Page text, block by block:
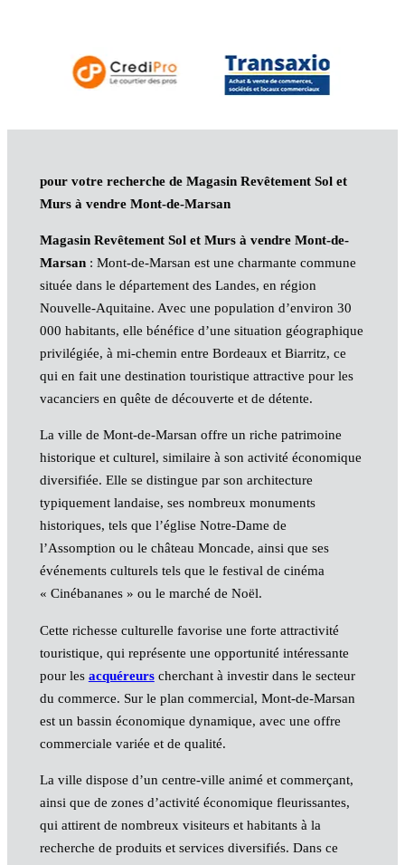
pour votre recherche de Magasin Revêtement Sol et
Murs à vendre Mont-de-Marsan
Magasin Revêtement Sol et Murs à vendre Mont-de-
Marsan: Mont-de-Marsan est une charmante commune
située dans le département des Landes, en région
Nouvelle-Aquitaine. Avec une population d’environ 30
000 habitants, elle bénéfice d’une situation géographique
privilégiée, à mi-chemin entre Bordeaux et Biarritz, ce
qui en fait une destination touristique attractive pour les
vacanciers en quête de découverte et de détente.
La ville de Mont-de-Marsan offre un riche patrimoine
historique et culturel, similaire à son activité économique
diversifiée. Elle se distingue par son architecture
typiquement landaise, ses nombreux monuments
historiques, tels que l’église Notre-Dame de
l’Assomption ou le château Moncade, ainsi que ses
événements culturels tels que le festival de cinéma
« Cinébananes » ou le marché de Noël.
Cette richesse culturelle favorise une forte attractivité
touristique, qui représente une opportunité intéressante
pour les acquéreurscherchant à investir dans le secteur
du commerce. Sur le plan commercial, Mont-de-Marsan
est un bassin économique dynamique, avec une offre
commerciale variée et de qualité.
La ville dispose d’un centre-ville animé et commerçant,
ainsi que de zones d’activité économique fleurissantes,
qui attirent de nombreux visiteurs et habitants à la
recherche de produits et services diversifiés. Dans ce